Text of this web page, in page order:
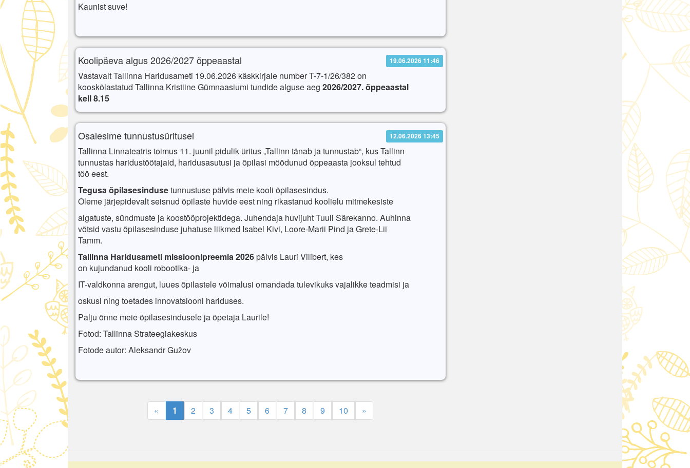
Kaunist suve!
Koolipäeva algus 2026/2027 õppeaastal 19.06.2026 11:46
Vastavalt Tallinna Haridusameti 19.06.2026 käskkirjale number T-7-1/26/382 on
kooskõlastatud Tallinna Kristiine Gümnaasiumi tundide alguse aeg 2026/2027. õppeaastal
kell 8.15
Osalesime tunnustusüritusel 12.06.2026 13:45
Tallinna Linnateatris toimus 11. juunil pidulik üritus „Tallinn tänab ja tunnustab“, kus Tallinn
tunnustas haridustöötajaid, haridusasutusi ja õpilasi möödunud õppeaasta jooksul tehtud
töö eest.
Tegusaõpilasesindusetunnustusepälvis meie kooli õpilasesindus.
Oleme järjepidevaltseisnud õpilaste huvideeest ning rikastanud koolielu mitmekesiste
algatuste, sündmuste ja koostööprojektidega. Juhendaja huvijuht Tuuli Särekanno. Auhinna
võtsid vastu õpilasesinduse juhatuse liikmed Isabel Kivi, Loore-Marii Pind ja Grete-Lii
Tamm.
Tallinna Haridusameti missioonipreemia 2026pälvis Lauri Vilibert, kes
on kujundanud kooli robootika- ja
IT-valdkonnaarengut, luuesõpilastelevõimalusi omandadatulevikuksvajalikketeadmisi ja
oskusi ning toetades innovatsiooni hariduses.
Palju õnne meie õpilasesindusele ja õpetaja Laurile!
Fotod: Tallinna Strateegiakeskus
Fotode autor: Aleksandr Gužov
« 1 2 3 4 5 6 7 8 9 10 »